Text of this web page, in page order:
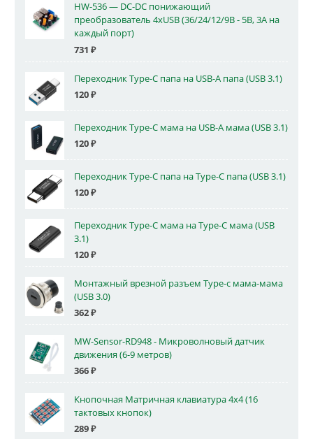
HW-536 — DC-DC понижающий
преобразователь 4xUSB (36/24/12/9В - 5В, 3А на
каждый порт)
731 ₽
Переходник Type-C папа на USB-A папа (USB 3.1)
120₽
Переходник Type-C мама на USB-A мама (USB 3.1)
120₽
Переходник Type-C папа на Type-C папа (USB 3.1)
120₽
Переходник Type-C мама на Type-C мама (USB
3.1)
120₽
Монтажный врезной разъем Type-c мама-мама
(USB 3.0)
362₽
MW-Sensor-RD948 - Микроволновый датчик
движения (6-9 метров)
366₽
Кнопочная Матричная клавиатура 4x4 (16
тактовых кнопок)
289₽